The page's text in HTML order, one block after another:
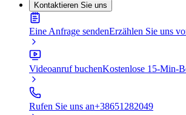
Kontaktieren Sie uns
Eine Anfrage sendenErzählen Sie uns
Videoanruf buchenKostenlose 15-Min-
Rufen Sie uns an+38651282049